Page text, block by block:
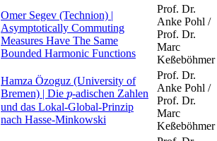
Omer Segev (Technion) |
Asymptotically Commuting
Measures Have The Same
Bounded Harmonic Functions
Prof. Dr.
Anke Pohl /
Prof. Dr.
Marc
Keßeböhmer
Hamza Özoguz (University of
Bremen) | Die p
p-adischen Zahlen
und das Lokal-Global-Prinzip
nach Hasse-Minkowski
Prof. Dr.
Anke Pohl /
Prof. Dr.
Marc
Keßeböhmer